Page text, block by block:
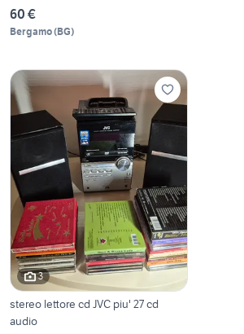
60 €
Bergamo(BG)
3
stereo lettore cd JVC piu' 27 cd
audio